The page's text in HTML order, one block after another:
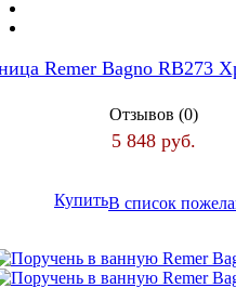
Remer Bagno RB273
Отзывов (0)
5 848 руб.
КупитьВ список